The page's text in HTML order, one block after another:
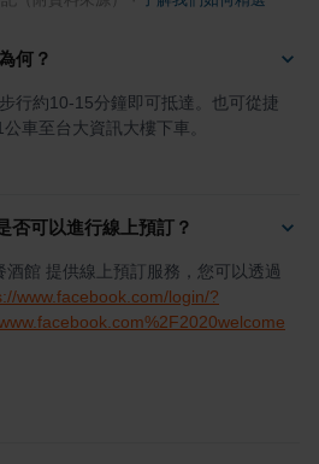
何？
行約10-15分鐘即可抵達。也可從捷
車至台大資訊大樓下車。
否可以進行線上預訂？
館 提供線上預訂服務，您可以透過
www.facebook.com/login/?